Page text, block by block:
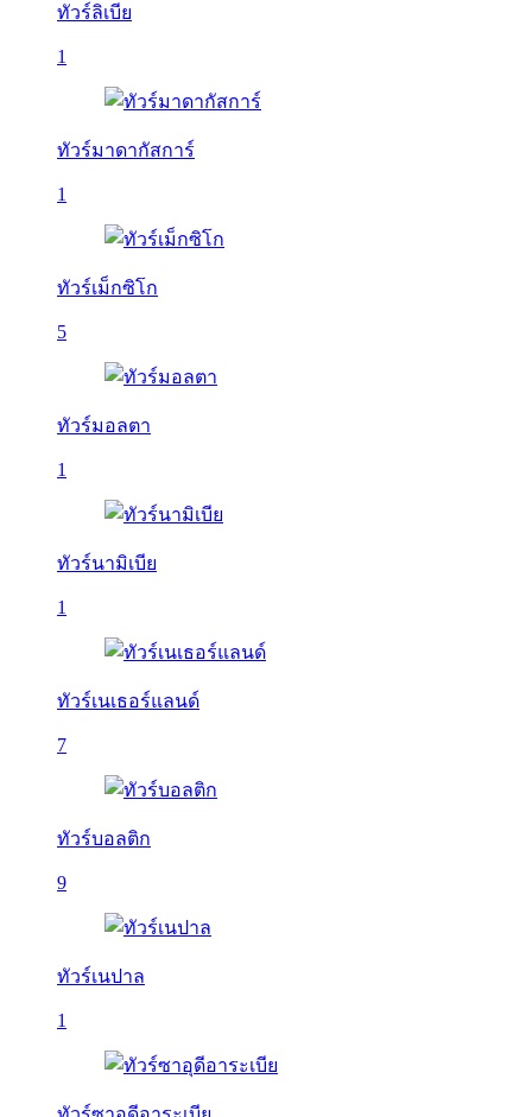
ทัวร์ลิเบีย
1
ทัวร์มาดากัสการ์
1
ทัวร์เม็กซิโก
5
ทัวร์มอลตา
1
ทัวร์นามิเบีย
1
ทัวร์เนเธอร์แลนด์
7
ทัวร์บอลติก
9
ทัวร์เนปาล
1